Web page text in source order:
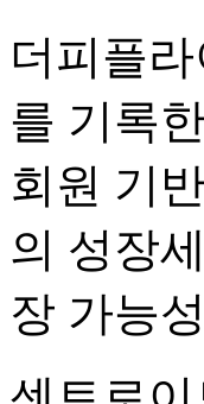
더피플
를 기록
회원 기
의 성장
장 가능